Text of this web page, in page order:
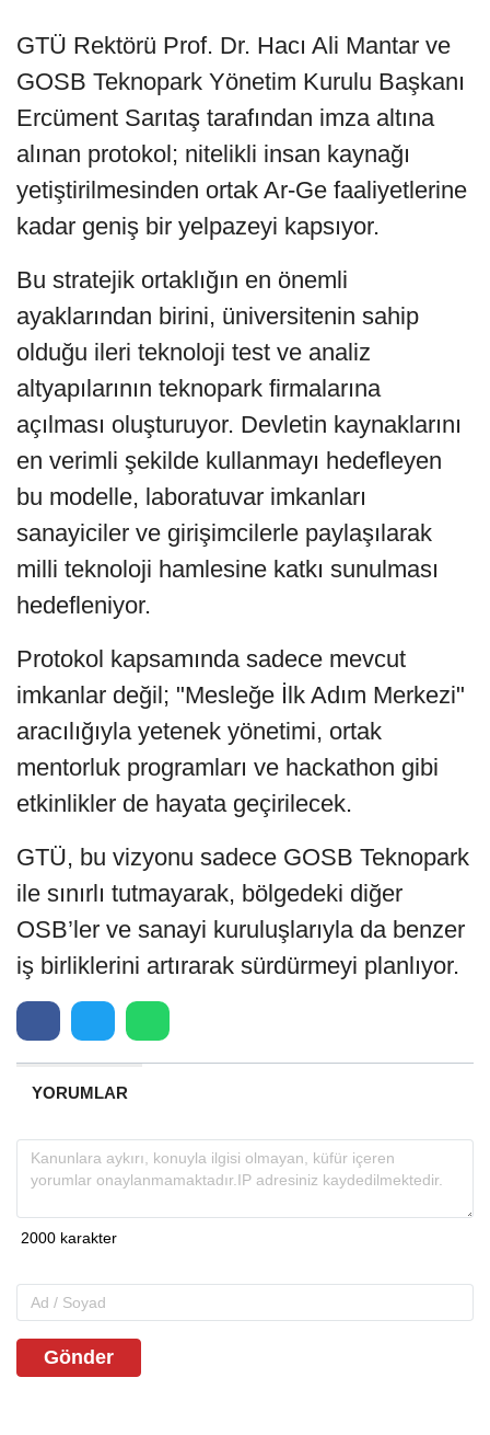
GTÜ Rektörü Prof. Dr. Hacı Ali Mantar ve
GOSB Teknopark Yönetim Kurulu Başkanı
Ercüment Sarıtaş tarafından imza altına
alınan protokol; nitelikli insan kaynağı
yetiştirilmesinden ortak Ar-Ge faaliyetlerine
kadar geniş bir yelpazeyi kapsıyor.
Bu stratejik ortaklığın en önemli
ayaklarından birini, üniversitenin sahip
olduğu ileri teknoloji test ve analiz
altyapılarının teknopark firmalarına
açılması oluşturuyor. Devletin kaynaklarını
en verimli şekilde kullanmayı hedefleyen
bu modelle, laboratuvar imkanları
sanayiciler ve girişimcilerle paylaşılarak
milli teknoloji hamlesine katkı sunulması
hedefleniyor.
Protokol kapsamında sadece mevcut
imkanlar değil; "Mesleğe İlk Adım Merkezi"
aracılığıyla yetenek yönetimi, ortak
mentorluk programları ve hackathon gibi
etkinlikler de hayata geçirilecek.
GTÜ, bu vizyonu sadece GOSB Teknopark
ile sınırlı tutmayarak, bölgedeki diğer
OSB’ler ve sanayi kuruluşlarıyla da benzer
iş birliklerini artırarak sürdürmeyi planlıyor.
YORUMLAR
Gönder